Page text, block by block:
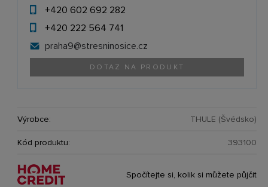
+420 602 692 282
+420 222 564 741
praha9@stresninosice.cz
DOTAZ NA PRODUKT
Výrobce: THULE (Švédsko)
Kód produktu: 393100
Spočítejte si, kolik si můžete půjčit